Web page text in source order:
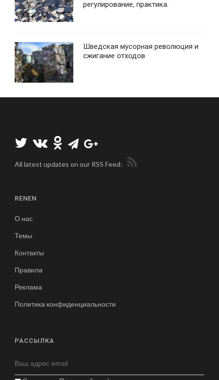
регулирование, практика.
Шведская мусорная революция и
сжигание отходов
All latest updates on our RSS Feed:
RENEN
О нас
Темы
Контакты
Правила
Реклама
Политика конфиденциальности
РАССЫЛКА